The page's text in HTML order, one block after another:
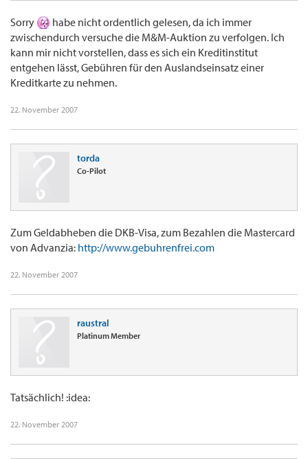
Sorry
habe nicht ordentlich gelesen, da ich immer
zwischendurch versuche die M&M-Auktion zu verfolgen. Ich
kann mir nicht vorstellen, dass es sich ein Kreditinstitut
entgehen lässt, Gebühren für den Auslandseinsatz einer
Kreditkarte zu nehmen.
22. November 2007
torda
Co-Pilot
Zum Geldabheben die DKB-Visa, zum Bezahlen die Mastercard
von Advanzia: http://www.gebuhrenfrei.com
22. November 2007
raustral
Platinum Member
Tatsächlich! :idea:
22. November 2007